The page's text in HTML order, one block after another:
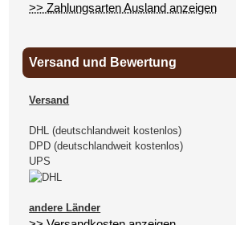
>> Zahlungsarten Ausland anzeigen
Versand und Bewertung
Versand
DHL (deutschlandweit kostenlos)
DPD (deutschlandweit kostenlos)
UPS
andere Länder